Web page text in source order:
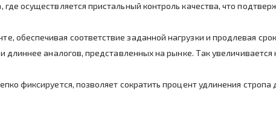
осуществляется пристальный контроль качества, что
обеспечивая соответствие заданной нагрузки и продлевая
длиннее аналогов, представленных на рынке. Так
фиксируется, позволяет сократить процент удлинения стропа